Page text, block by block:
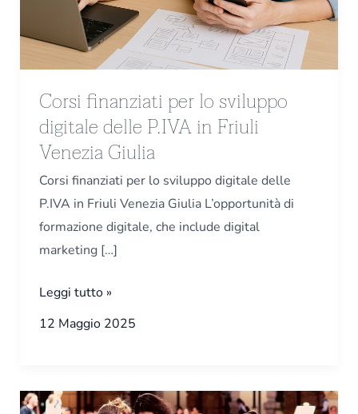
Corsi finanziati per lo sviluppo
digitale delle P.IVA in Friuli
Venezia Giulia
Corsi finanziati per lo sviluppo digitale delle
P.IVA in Friuli Venezia Giulia L’opportunità di
formazione digitale, che include digital
marketing […]
digitale
delle
Friuli
Venezia
Giulia
Leggi tutto »
12 Maggio 2025
Come